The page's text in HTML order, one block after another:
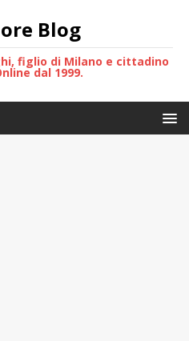
Blog
figlio di Milano e cittadino
dal 1999.